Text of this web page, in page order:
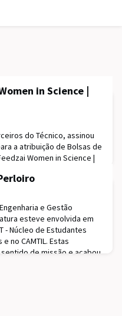
in Science |
do Técnico, assinou
a atribuição de Bolsas de
Women in Science |
do Técnico que
atividades de
| MSc (Mee Gestão
esteve envolvida em
- Núcleo de Estudantes
no CAMTIL. Estas
de missão e acabou